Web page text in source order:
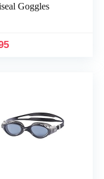
Goggles